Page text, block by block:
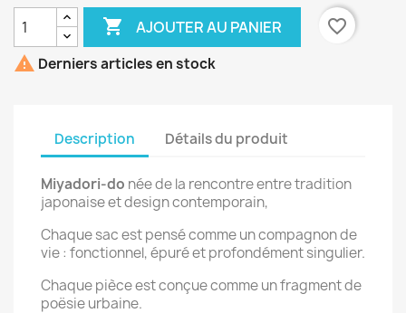
 AJOUTER AU PANIER
favorite_border
 Derniers articles en stock
Description Détails du produit
Miyadori-do née de la rencontre entre tradition
japonaise et design contemporain,
Chaque sac est pensé comme un compagnon de
vie : fonctionnel, épuré et profondément singulier.
Chaque pièce est conçue comme un fragment de
poësie urbaine.